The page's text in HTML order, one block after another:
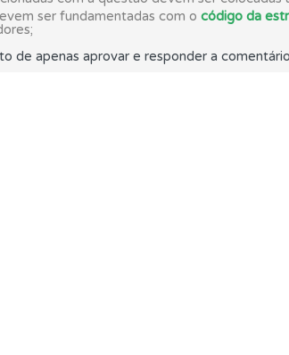
todas as questões que usamos na
dos seus testes no seu perfil.
ser fundamentadas com o código da
de apenas aprovar e responder a